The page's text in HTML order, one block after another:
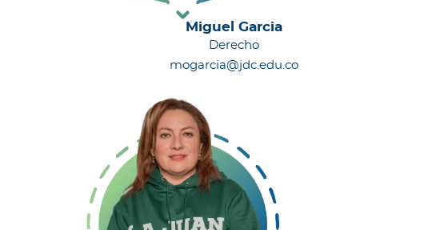
Miguel Garcia
Derecho
mogarcia@jdc.edu.co